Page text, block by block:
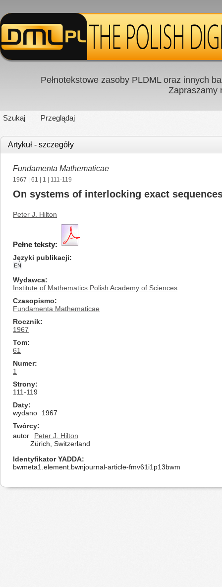
Pełnotekstowe zasoby PLDML oraz innych
Zapraszamy
Szukaj Przeglądaj
Artykuł - szczegóły
Fundamenta Mathematicae
1967 61 1 | 111-119
On systems of interlocking exact
Peter J. Hilton
Pełne teksty:
Języki publikacji
EN
Wydawca
Institute of Mathematics Polish Academy of Sciences
Czasopismo
Fundamenta Mathematicae
Rocznik
1967
Tom
61
Numer
1
Strony
111-119
Daty
wydano
1967
Twórcy
autor
Peter J. Hilton
Zürich, Switzerland
Identyfikator YADDA
bwmeta1.element.bwnjournal-article-fmv61i1p13bwm